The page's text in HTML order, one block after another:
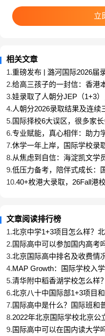
明的小型工作室，往往
业家长转型，对特定几所
起家，后来将业务自然延
教育机构。这类机构往往
把备考落到真实的课堂
第三类里极具代表性的
提起新航道，北京的家
集团由胡敏教授创办，
年，在全国乃至全球设立
营核心校区之一，扎根京
届家庭走过留学路。和
同，新航道北京学校身上
种基因带到国际高中择校
立
相关文章
1.重磅发布 | 潞河国际2026届
2.给高三孩子的一封信：香港
3.娃录取了人朝分JEP（1+3
4.人朝分2026录取结果及连续
5.国际择校6大误区，很多家
6.专业赋能，真心相伴：助力
7.休学一年上岸，国际学校录
8.从焦虑到自信：海淀凯文学
9.低压力备考，陪伴式成长：
10.40+枚港大录取，26Fall港
文章阅读排行榜
1.北京中学1+3项目怎么样？
2.国际高中可以参加国内高考
3.北京国际高中排名及收费情
4.MAP Growth：国际学校入
5.清华附中稻香湖学校怎么样
6.北京八十中国际部1+3项目
7.国际高中是什么？国际班和
8.2022年北京国际学校北京公
总
9.国际高中可以在国内读大学